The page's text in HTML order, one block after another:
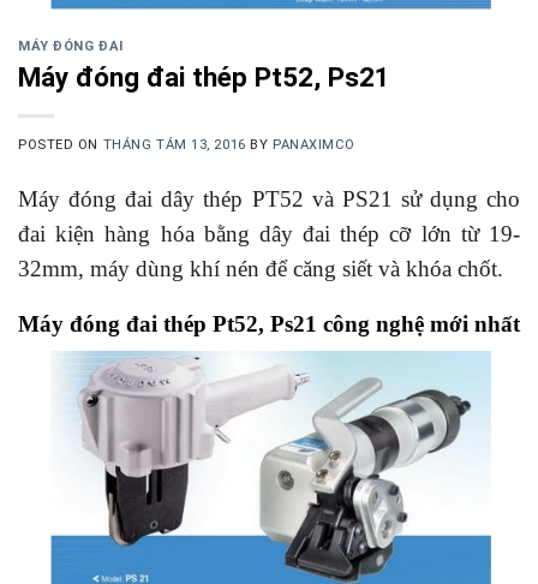
MÁY ĐÓNG ĐAI
Máy đóng đai thép Pt52, Ps21
POSTED ON THÁNG TÁM 13, 2016 BY PANAXIMCO
Máy đóng đai dây thép PT52 và PS21 sử dụng cho
đai kiện hàng hóa bằng dây đai thép cỡ lớn từ 19-
32mm, máy dùng khí nén để căng siết và khóa chốt.
Máy đóng đai thép Pt52, Ps21 công nghệ mới nhất